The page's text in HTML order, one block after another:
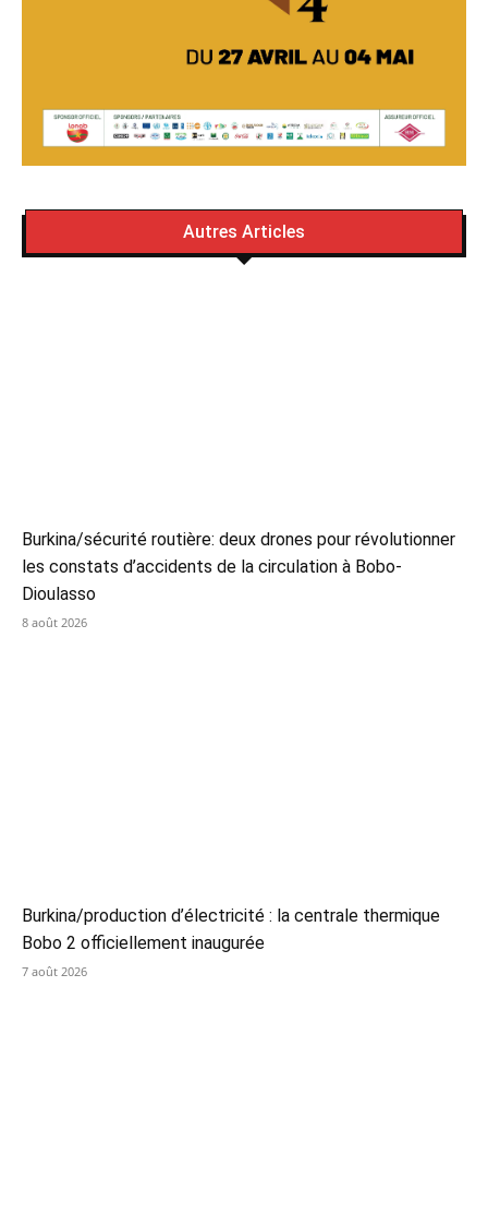
Autres Articles
Burkina/sécurité routière: deux drones pour révolutionner
les constats d’accidents de la circulation à Bobo-
Dioulasso
8 août 2026
Burkina/production d’électricité : la centrale thermique
Bobo 2 officiellement inaugurée
7 août 2026